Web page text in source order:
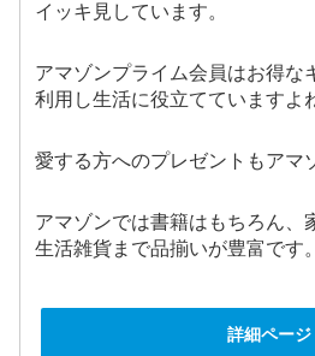
イッキ見しています。
アマゾンプライム会員はお得な
利用し生活に役立てていますよ
愛する方へのプレゼントもアマ
アマゾンでは書籍はもちろん、
生活雑貨まで品揃いが豊富です。
詳細ページ